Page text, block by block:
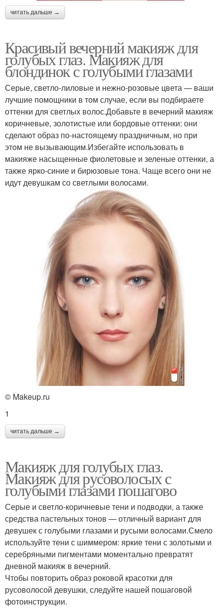
читать дальше →
Красивый вечерний макияж для
голубых глаз. Макияж для
блондинок с голубыми глазами
Серые, светло-лиловые и нежно-розовые цвета — ваши
лучшие помощники в том случае, если вы подбираете
оттенки для светлых волос.Добавьте в вечерний макияж
коричневые, золотистые или бордовые оттенки: они
сделают образ по-настоящему праздничным, но при
этом не вызывающим.Избегайте использовать в
макияже насыщенные фиолетовые и зеленые оттенки, а
также ярко-синие и бирюзовые тона. Чаще всего они не
идут девушкам со светлыми волосами.
© Makeup.ru
1
читать дальше →
Макияж для голубых глаз.
Макияж для русоволосых с
голубыми глазами пошагово
Серые и светло-коричневые тени и подводки, а также
средства пастельных тонов — отличный вариант для
девушек с голубыми глазами и русыми волосами.Смело
используйте тени с шиммером: яркие тени с золотыми и
серебряными пигментами моментально превратят
дневной макияж в вечерний.
Чтобы повторить образ роковой красотки для
русоволосой девушки, следуйте нашей пошаговой
фотоинструкции.